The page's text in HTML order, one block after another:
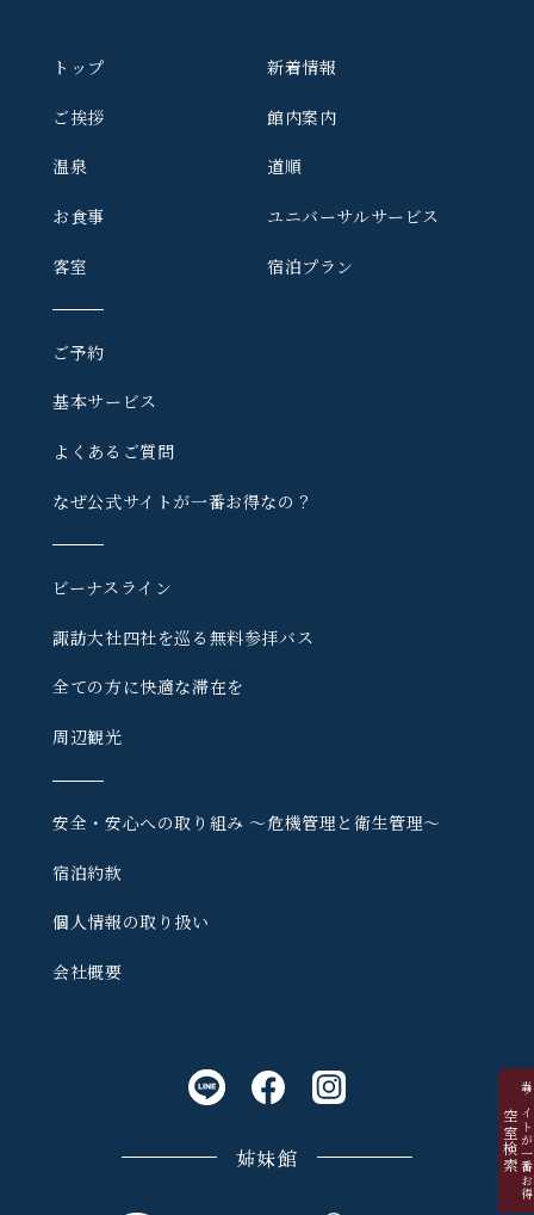
トップ
ご挨拶
温泉
お食事
客室
新着情報
館内案内
道順
ユニバーサルサービス
宿泊プラン
ご予約
基本サービス
よくあるご質問
なぜ公式サイトが一番お得なの？
ビーナスライン
諏訪大社四社を巡る 無料参拝バス
全ての方に快適な滞在を
周辺観光
安全・安心への取り組み 〜危機管理と衛生管理〜
宿泊約款
個人情報の取り扱い
会社概要
姉妹館 当サイトが一番お得
空室検索